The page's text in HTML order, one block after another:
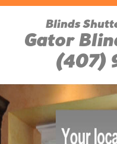
Blinds
Gator
(407)